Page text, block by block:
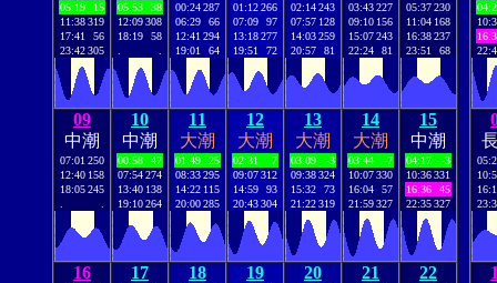
05:19
15
11:38319
17:41
56
23:42305
05:53
38
12:09308
18:19
58
00:24287
06:29
66
12:41 294
19:01
64
01:12266
07:09
97
13:18277
19:51
72
02:14243
07:57 128
14:03259
20:57
81
03:43227
09:10 156
15:07243
22:24
81
05:37230
11:04 168
16:38237
23:51
68
09
中潮
07:01 250
12:40 158
18:05245
10
中潮
00:58
47
07:54274
13:40 138
19:10264
11
大潮
01:49
25
08:33295
14:22 115
20:00285
12
大潮
02:31
7
09:07312
14:59
93
20:43304
13
大潮
03:09
-3
09:38324
15:32
73
21:22319
14
大潮
03:44
-7
10:07330
16:04
57
21:59327
15
中潮
04:17
-3
10:36331
16:36
45
22:35327
16
17
18
19
20
21
22